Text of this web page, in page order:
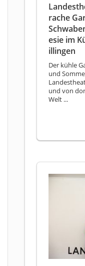
rache
esie im
illingen
Der kühle
und
und von
Welt ...